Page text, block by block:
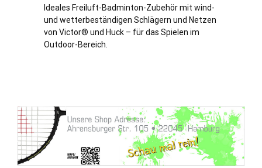
Ideales Freiluft-Badminton-Zubehör mit wind-
und wetterbeständigen Schlägern und Netzen
von Victor® und Huck – für das Spielen im
Outdoor-Bereich.